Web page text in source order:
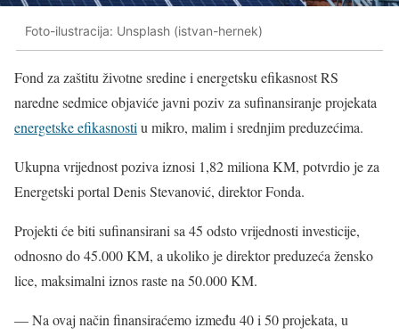
Foto-ilustracija: Unsplash (istvan-hernek)
Fond za zaštitu životne sredine i energetsku efikasnost RS
naredne sedmice objaviće javni poziv za sufinansiranje projekata
energetske efikasnosti u mikro, malim i srednjim preduzećima.
Ukupna vrijednost poziva iznosi 1,82 miliona KM, potvrdio je za
Energetski portal Denis Stevanović, direktor Fonda.
Projekti će biti sufinansirani sa 45 odsto vrijednosti investicije,
odnosno do 45.000 KM, a ukoliko je direktor preduzeća žensko
lice, maksimalni iznos raste na 50.000 KM.
— Na ovaj način finansiraćemo između 40 i 50 projekata, u